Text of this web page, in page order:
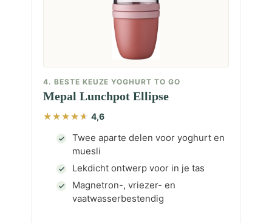
4. BESTE KEUZE YOGHURT TO GO
Mepal Lunchpot Ellipse
4,6
Twee aparte delen voor yoghurt en
muesli
Lekdicht ontwerp voor in je tas
Magnetron-, vriezer- en
vaatwasserbestendig